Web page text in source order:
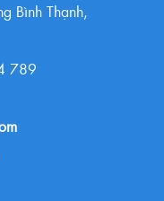
Bình Thạnh,
789